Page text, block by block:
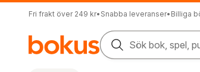
Fri frakt över 249 kr• Snabba leveranser• Billiga
Sök bok, spel,